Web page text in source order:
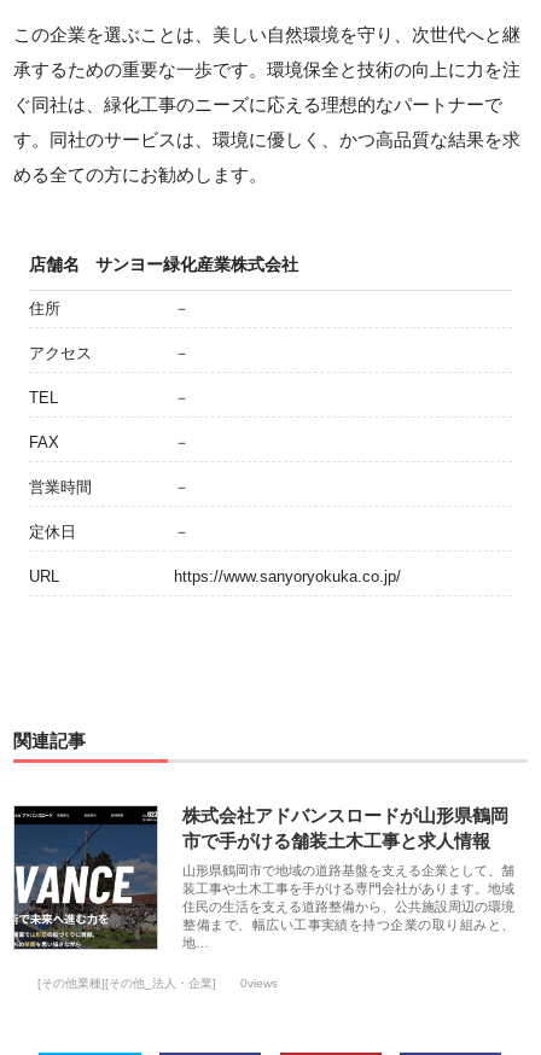
この企業を選ぶことは、美しい自然環境を守り、次世代へと継
承するための重要な一歩です。環境保全と技術の向上に力を注
ぐ同社は、緑化工事のニーズに応える理想的なパートナーで
す。同社のサービスは、環境に優しく、かつ高品質な結果を求
める全ての方にお勧めします。
店舗名 サンヨー緑化産業株式会社
住所 －
アクセス －
TEL －
FAX －
営業時間 －
定休日 －
URL https://www.sanyoryokuka.co.jp/
関連記事
株式会社アドバンスロードが山形県鶴岡
市で手がける舗装土木工事と求人情報
山形県鶴岡市で地域の道路基盤を支える企業として、舗
装工事や土木工事を手がける専門会社があります。地域
住民の生活を支える道路整備から、公共施設周辺の環境
整備まで、幅広い工事実績を持つ企業の取り組みと、
地…
[その他業種][その他_法人・企業] 0views